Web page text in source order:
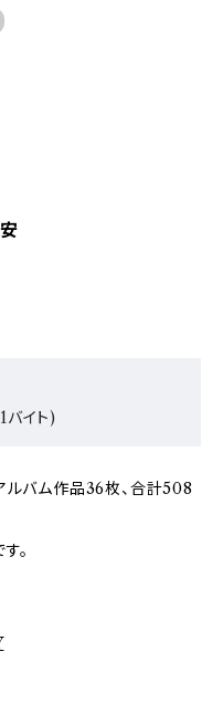
イト)
ルバム作品36枚、合計508
。